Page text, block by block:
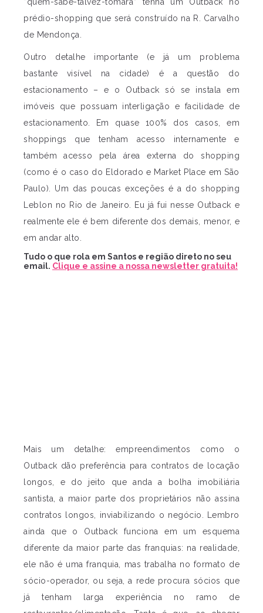
prédio-shopping que será construído na R. Carvalho
de Mendonça.
Outro detalhe importante (e já um problema
bastante visível na cidade) é a questão do
estacionamento – e o Outback só se instala em
imóveis que possuam interligação e facilidade de
estacionamento. Em quase 100% dos casos, em
shoppings que tenham acesso internamente e
também acesso pela área externa do shopping
(como é o caso do Eldorado e Market Place em São
Paulo). Um das poucas exceções é a do shopping
Leblon no Rio de Janeiro. Eu já fui nesse Outback e
realmente ele é bem diferente dos demais, menor, e
em andar alto.
Tudo o que rola em Santos e região direto no seu
email. Clique e assine a nossa newsletter gratuita!
Mais um detalhe: empreendimentos como o
Outback dão preferência para contratos de locação
longos, e do jeito que anda a bolha imobiliária
santista, a maior parte dos proprietários não assina
contratos longos, inviabilizando o negócio. Lembro
ainda que o Outback funciona em um esquema
diferente da maior parte das franquias: na realidade,
ele não é uma franquia, mas trabalha no formato de
sócio-operador, ou seja, a rede procura sócios que
já tenham larga experiência no ramo de